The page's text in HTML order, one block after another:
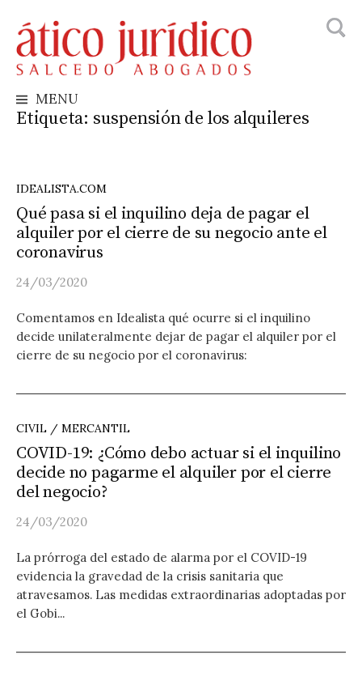
to
content
MENU
Etiqueta: suspensión de los alquileres
IDEALISTA.COM
Qué pasa si el inquilino deja de pagar el
alquiler por el cierre de su negocio ante el
coronavirus
24/03/2020
Comentamos en Idealista qué ocurre si el inquilino
decide unilateralmente dejar de pagar el alquiler por el
cierre de su negocio por el coronavirus:
CIVIL / MERCANTIL
COVID-19: ¿Cómo debo actuar si el inquilino
decide no pagarme el alquiler por el cierre
del negocio?
24/03/2020
La prórroga del estado de alarma por el COVID-19
evidencia la gravedad de la crisis sanitaria que
atravesamos. Las medidas extraordinarias adoptadas por
el Gobi...